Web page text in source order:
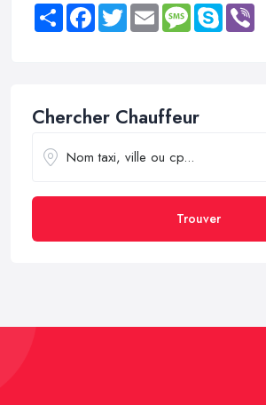
Share FacebookTwitter Email MessageSkype
Chercher Chauffeur
Trouver